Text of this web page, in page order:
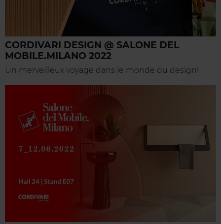
CORDIVARI DESIGN @ SALONE DEL
MOBILE.MILANO 2022
Un merveilleux voyage dans le monde du design!